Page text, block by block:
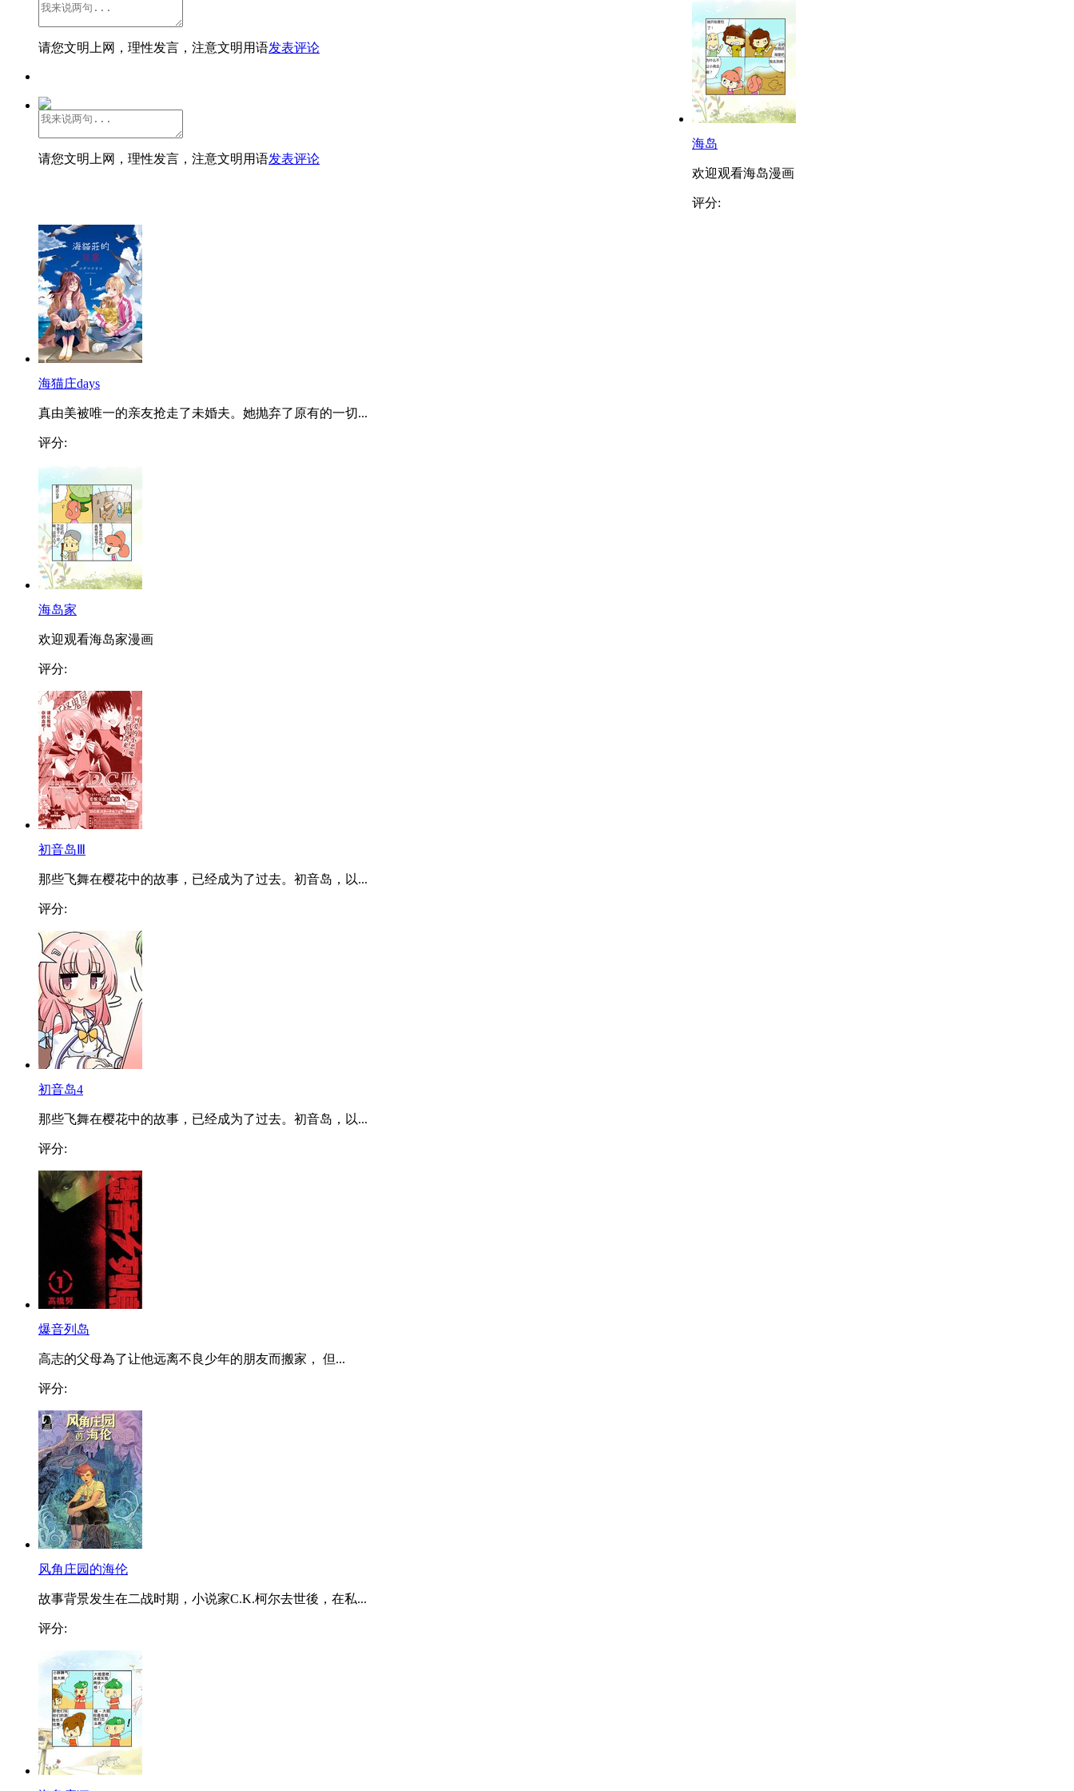
请您文明上网，理性发言，注意文明用语发表评论
请您文明上网，理性发言，注意文明用语发表评论
海岛
欢迎观看海岛漫画
评分:
海猫庄days
真由美被唯一的亲友抢走了未婚夫。她抛弃了原有的一切...
评分:
海岛家
欢迎观看海岛家漫画
评分:
初音岛Ⅲ
那些飞舞在樱花中的故事，已经成为了过去。初音岛，以...
评分:
初音岛4
那些飞舞在樱花中的故事，已经成为了过去。初音岛，以...
评分:
爆音列岛
高志的父母為了让他远离不良少年的朋友而搬家， 但...
评分:
风角庄园的海伦
故事背景发生在二战时期，小说家C.K.柯尔去世後，在私...
评分: